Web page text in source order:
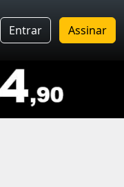
Entrar Assinar